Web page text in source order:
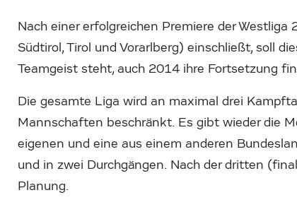
Nach einer erfolgreichen Premiere der
Südtirol, Tirol und Vorarlberg) einschließt, soll
Teamgeist steht, auch 2014 ihre Fortsetzung
Die gesamte Liga wird an maximal drei
Mannschaften beschränkt. Es gibt wieder die
eigenen und eine aus einem anderen
und in zwei Durchgängen. Nach der dritten
Planung.